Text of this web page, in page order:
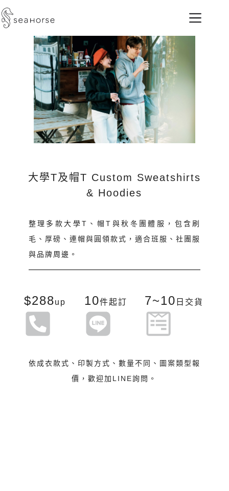
大學T及帽T Custom Sweatshirts
& Hoodies
整理多款大學T、帽T與秋冬團體服，包含刷
毛、厚磅、連帽與圓領款式，適合班服、社團服
與品牌周邊。
$288up 10件起訂 7~10 日交貨
依成衣款式、印製方式、數量不同、圖案類型報
價，歡迎加LINE詢問。